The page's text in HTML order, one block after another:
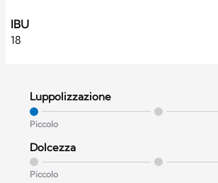
IBU
18
Luppolizzazione
Piccolo
Dolcezza
Piccolo